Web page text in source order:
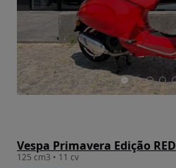
Vespa Primavera Edição RED
125 cm3 • 11 cv